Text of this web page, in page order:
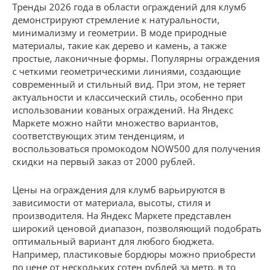
Тренды 2026 года в области ограждений для клумб
демонстрируют стремление к натуральности,
минимализму и геометрии. В моде природные
материалы, такие как дерево и камень, а также
простые, лаконичные формы. Популярны ограждения
с четкими геометрическими линиями, создающие
современный и стильный вид. При этом, не теряет
актуальности и классический стиль, особенно при
использовании кованых ограждений. На Яндекс
Маркете можно найти множество вариантов,
соответствующих этим тенденциям, и
воспользоваться промокодом NOW500 для получения
скидки на первый заказ от 2000 рублей.
Цены на ограждения для клумб варьируются в
зависимости от материала, высоты, стиля и
производителя. На Яндекс Маркете представлен
широкий ценовой диапазон, позволяющий подобрать
оптимальный вариант для любого бюджета.
Например, пластиковые бордюры можно приобрести
по цене от нескольких сотен рублей за метр, в то